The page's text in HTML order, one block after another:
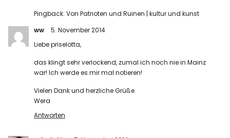
Pingback:Von Patrioten und Ruinen | kultur und kunst
ww
5. November 2014
Liebe priselotta,
das klingt sehr verlockend, zumal ich noch nie in Mainz
war! Ich werde es mir mal notieren!
Vielen Dank und herzliche Grüße
Wera
Antworten